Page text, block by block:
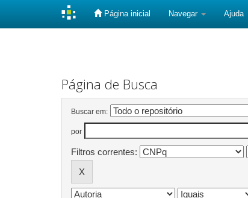
Página inicial Navegar Ajuda
Página de Busca
Buscar em:
por
Filtros correntes: